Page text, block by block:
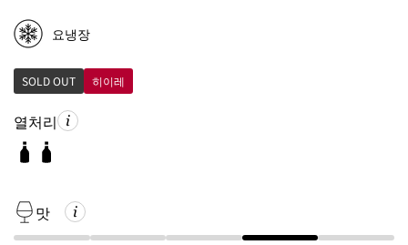
요냉장
SOLD OUT 히이레
열처리
맛